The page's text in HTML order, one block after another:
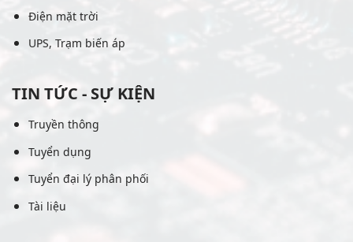
Điện mặt trời
UPS, Trạm biến áp
TIN TỨC - SỰ KIỆN
Truyền thông
Tuyển dụng
Tuyển đại lý phân phối
Tài liệu